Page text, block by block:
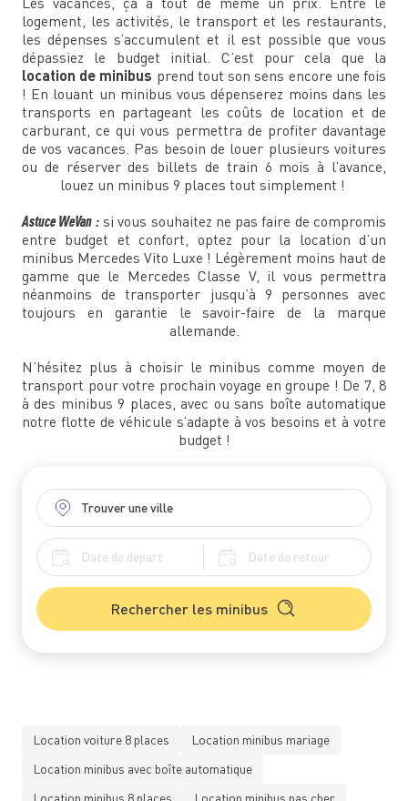
logement, les activités, le transport et les restaurants,
les dépenses s’accumulent et il est possible que vous
dépassiez le budget initial. C’est pour cela que la
location de minibus prend tout son sens encore une fois
! En louant un minibus vous dépenserez moins dans les
transports en partageant les coûts de location et de
carburant, ce qui vous permettra de profiter davantage
de vos vacances. Pas besoin de louer plusieurs voitures
ou de réserver des billets de train 6 mois à l’avance,
louez un minibus 9 places tout simplement !
Astuce WeVan :si vous souhaitez ne pas faire de compromis
entre budget et confort, optez pour la location d’un
minibus Mercedes Vito Luxe ! Légèrement moins haut de
gamme que le Mercedes Classe V, il vous permettra
néanmoins de transporter jusqu’à 9 personnes avec
toujours en garantie le savoir-faire de la marque
allemande.
N’hésitez plus à choisir le minibus comme moyen de
transport pour votre prochain voyage en groupe ! De 7, 8
à des minibus 9 places, avec ou sans boîte automatique
notre flotte de véhicule s’adapte à vos besoins et à votre
budget !
Rechercher les minibus
Location voiture 8 places
Location minibus mariage
Location minibus avec boîte automatique
Location minibus 8 places
Location minibus pas cher